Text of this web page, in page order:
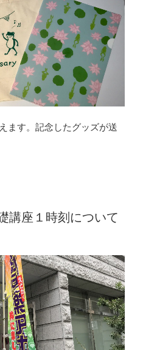
ます。記念したグッズが送
講座１時刻について